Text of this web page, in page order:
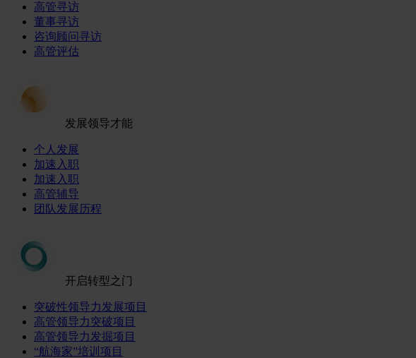
高管寻访
董事寻访
咨询顾问寻访
高管评估
发展领导才能
个人发展
加速入职
加速入职
高管辅导
团队发展历程
开启转型之门
突破性领导力发展项目
高管领导力突破项目
高管领导力发掘项目
“航海家”培训项目